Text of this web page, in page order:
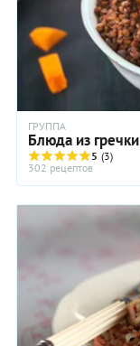
ГРУППА
Блюда из гречки
5 (3)
302 рецептов